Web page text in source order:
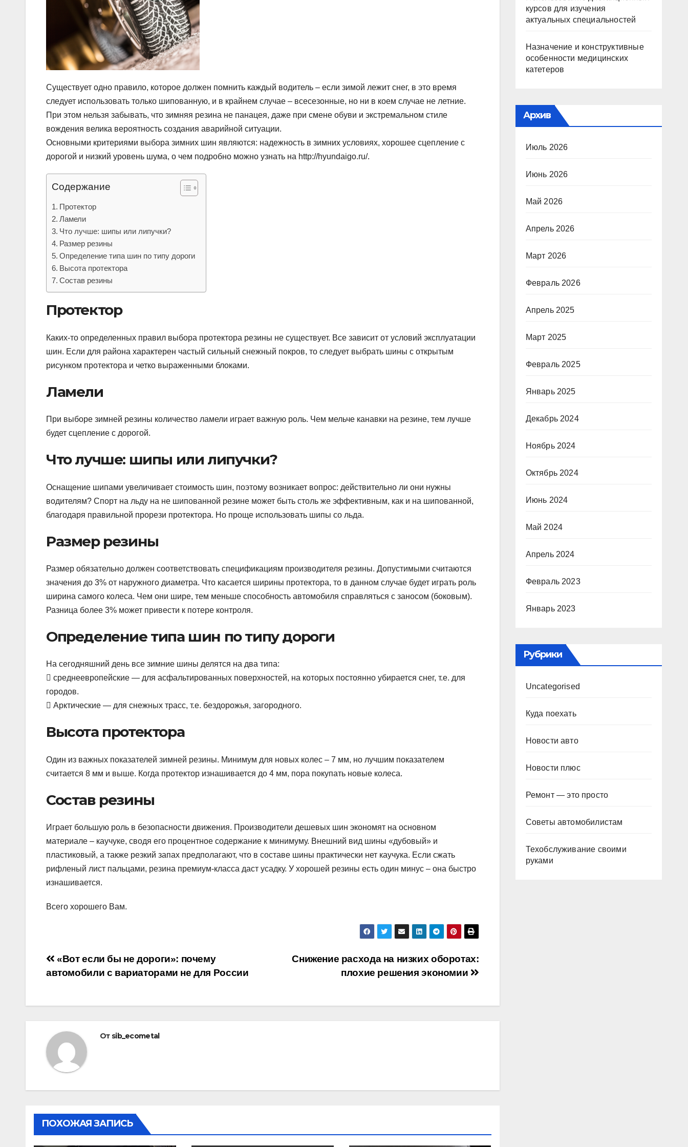
Существует одно правило, которое должен помнить каждый водитель – если зимой лежит снег, в это время
следует использовать только шипованную, и в крайнем случае – всесезонные, но ни в коем случае не летние.
При этом нельзя забывать, что зимняя резина не панацея, даже при смене обуви и экстремальном стиле
вождения велика вероятность создания аварийной ситуации.
Основными критериями выбора зимних шин являются: надежность в зимних условиях, хорошее сцепление с
дорогой и низкий уровень шума, о чем подробно можно узнать на http://hyundaigo.ru/.
Содержание
Протектор
Ламели
Что лучше: шипы или липучки?
Размер резины
Определение типа шин по типу дороги
Высота протектора
Состав резины
Протектор
Каких-то определенных правил выбора протектора резины не существует. Все зависит от условий эксплуатации
шин. Если для района характерен частый сильный снежный покров, то следует выбрать шины с открытым
рисунком протектора и четко выраженными блоками.
Ламели
При выборе зимней резины количество ламели играет важную роль. Чем мельче канавки на резине, тем лучше
будет сцепление c дорогой.
Что лучше: шипы или липучки?
Оснащение шипами увеличивает стоимость шин, поэтому возникает вопрос: действительно ли они нужны
водителям? Спорт на льду на не шипованной резине может быть столь же эффективным, как и на шипованной,
благодаря правильной прорези протектора. Но проще использовать шипы со льда.
Размер резины
Размер обязательно должен соответствовать спецификациям производителя резины. Допустимыми считаются
значения до 3% от наружного диаметра. Что касается ширины протектора, то в данном случае будет играть роль
ширина самого колеса. Чем они шире, тем меньше способность автомобиля справляться с заносом (боковым).
Разница более 3% может привести к потере контроля.
Определение типа шин по типу дороги
На сегодняшний день все зимние шины делятся на два типа:
 среднеевропейские — для асфальтированных поверхностей, на которых постоянно убирается снег, т.е. для
городов.
 Арктические — для снежных трасс, т.е. бездорожья, загородного.
Высота протектора
Один из важных показателей зимней резины. Минимум для новых колес – 7 мм, но лучшим показателем
считается 8 мм и выше. Когда протектор изнашивается до 4 мм, пора покупать новые колеса.
Состав резины
Играет большую роль в безопасности движения. Производители дешевых шин экономят на основном
материале – каучуке, сводя его процентное содержание к минимуму. Внешний вид шины «дубовый» и
пластиковый, а также резкий запах предполагают, что в составе шины практически нет каучука. Если сжать
рифленый лист пальцами, резина премиум-класса даст усадку. У хорошей резины есть один минус – она быстро
изнашивается.
Всего хорошего Вам.
Навигация
записям
Снижение расхода на низких оборотах:
плохие решения экономии
«Вот если бы не дороги»: почему
автомобили с вариаторами не для России
От sib_ecometal
ПОХОЖАЯ ЗАПИСЬ
курсов для изучения
актуальных специальностей
Назначение и конструктивные
особенности медицинских
катетеров
Архив
Июль 2026
Июнь 2026
Май 2026
Апрель 2026
Март 2026
Февраль 2026
Апрель 2025
Март 2025
Февраль 2025
Январь 2025
Декабрь 2024
Ноябрь 2024
Октябрь 2024
Июнь 2024
Май 2024
Апрель 2024
Февраль 2023
Январь 2023
Рубрики
Uncategorised
Куда поехать
Новости авто
Новости плюс
Ремонт — это просто
Советы автомобилистам
Техобслуживание своими
руками